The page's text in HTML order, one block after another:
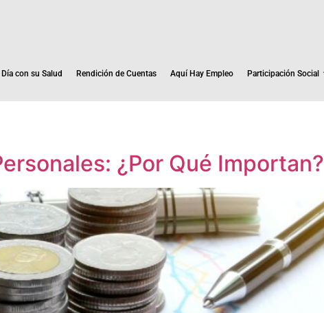
con su Salud Rendición de Cuentas Aquí Hay Empleo Participación Social
¿Por Qué Importan?